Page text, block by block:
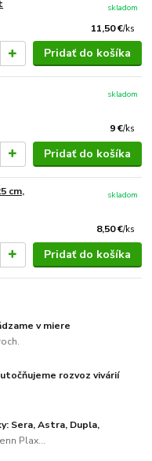
11,50 €/ks
skladom
Pridať do košíka
9 €/ks
skladom
Pridať do košíka
cm,
8,50 €/ks
skladom
Pridať do košíka
v miere
rozvoz vivárií
Sera, Astra, Dupla,
Plax...